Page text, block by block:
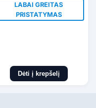
LABAI GREITAS
PRISTATYMAS
Dėti į krepšelį